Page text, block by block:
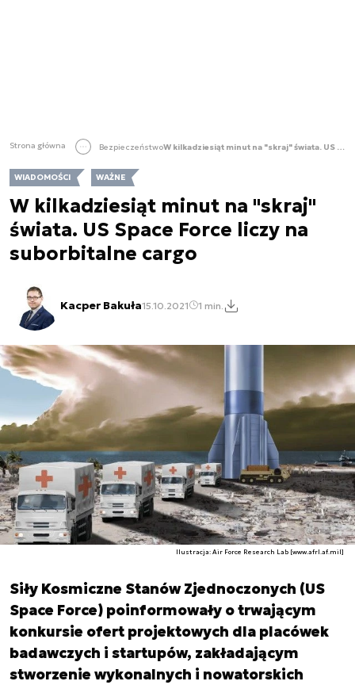
Strona główna Bezpieczeństwo W kilkadziesiąt minut na "skraj" świata. US Space Force liczy na suborbitalne cargo
WIADOMOŚCI WAŻNE
W kilkadziesiąt minut na "skraj"
świata. US Space Force liczy na
suborbitalne cargo
Kacper Bakuła15.10.2021 1 min.
Ilustracja: Air Force Research Lab [www.afrl.af.mil]
Siły Kosmiczne Stanów Zjednoczonych (US
Space Force) poinformowały o trwającym
konkursie ofert projektowych dla placówek
badawczych i startupów, zakładającym
stworzenie wykonalnych i nowatorskich